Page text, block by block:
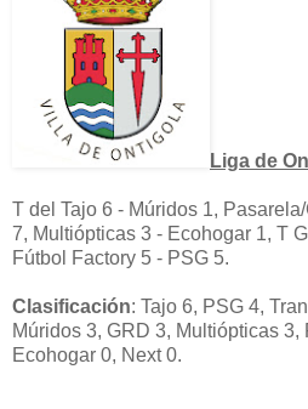
Liga de
T del Tajo 6 - Múridos 1,
7, Multiópticas 3 - Ecohogar 1, T
Fútbol Factory 5 - PSG 5.
Clasificación: Tajo 6, PSG 4,
Múridos 3, GRD 3, Multiópticas 3,
Ecohogar 0, Next 0.